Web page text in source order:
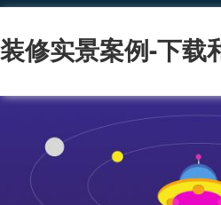
装修实景案例-下载